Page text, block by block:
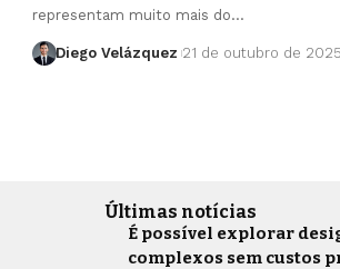
representam muito mais do…
Diego Velázquez 21 de outubro de 2025
Últimas notícias
É possível explorar
complexos sem custos